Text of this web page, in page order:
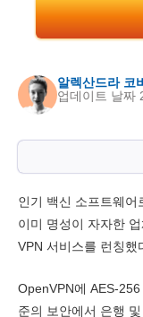
알렉산드라 코
업데이트 날짜
주요 기능
설치 및 앱
가격대
신뢰성 & 고객지원
인기 백신 소프트웨어
이미 명성이 자자한
VPN 서비스를 런칭했
OpenVPN에 AES-
준의 보안에서 은행